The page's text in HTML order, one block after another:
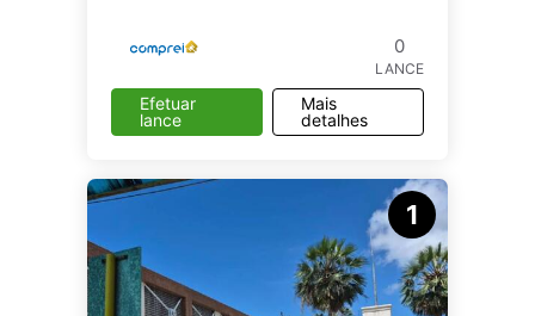
0
LANCE
Efetuar
lance
Mais
detalhes
1